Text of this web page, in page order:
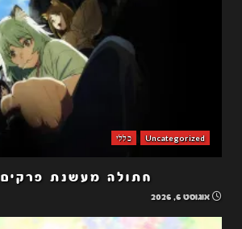
Uncategorized כללי
חתולה מעשנת פרקים 5-4
אוגוסט 6, 2026